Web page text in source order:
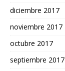
diciembre 2017
noviembre 2017
octubre 2017
septiembre 2017